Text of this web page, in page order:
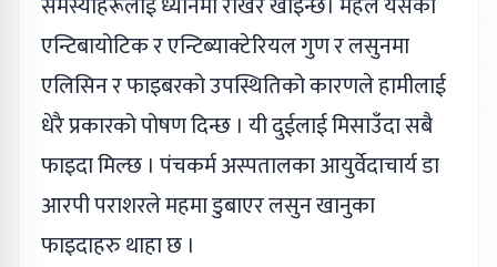
एन्टिबायोटिक र एन्टिब्याक्टेरियल गुण र लसुनमा
एलिसिन र फाइबरको उपस्थितिको कारणले हामीलाई
धेरै प्रकारको पोषण दिन्छ । यी दुईलाई मिसाउँदा सबै
फाइदा मिल्छ । पंचकर्म अस्पतालका आयुर्वेदाचार्य डा
आरपी पराशरले महमा डुबाएर लसुन खानुका
फाइदाहरु थाहा छ ।